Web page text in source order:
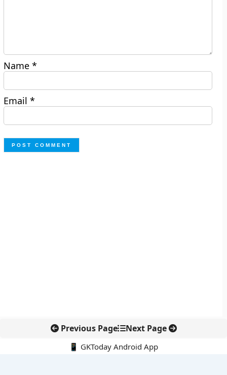
Name*
Email*
Previous Page Next Page
📱 GKToday Android App